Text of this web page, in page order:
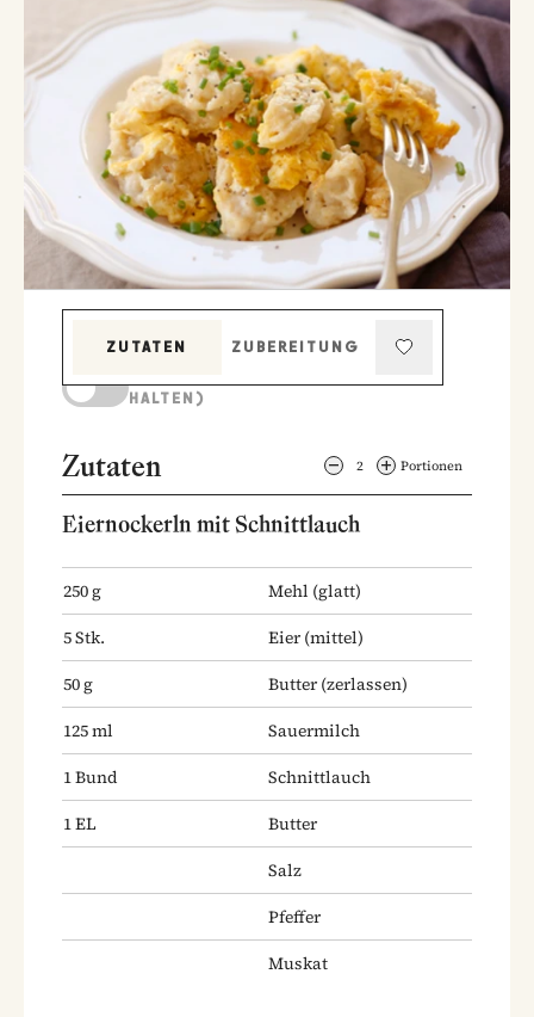
ZUTATEN
ZUBEREITUNG
HALTEN)
Zutaten 2 Portionen
Eiernockerln mit Schnittlauch
250g Mehl (glatt)
5Stk. Eier (mittel)
50g Butter (zerlassen)
125ml
Sauermilch
1Bund
Schnittlauch
1EL
Butter
Salz
Pfeffer
Muskat